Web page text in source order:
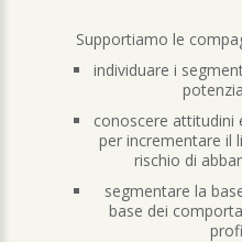
Supportiamo le
individuare i
conoscere attitudini
per incrementare il
rischio di
segmentare la
base dei